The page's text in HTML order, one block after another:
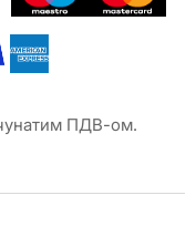
ПДВ-ом.